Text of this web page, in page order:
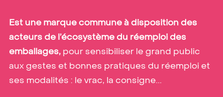
Est une marque commune à disposition des
acteurs de l’écosystème du réemploi des
emballages,pour sensibiliser le grand public
aux gestes et bonnes pratiques du réemploi et
ses modalités : le vrac, la consigne...